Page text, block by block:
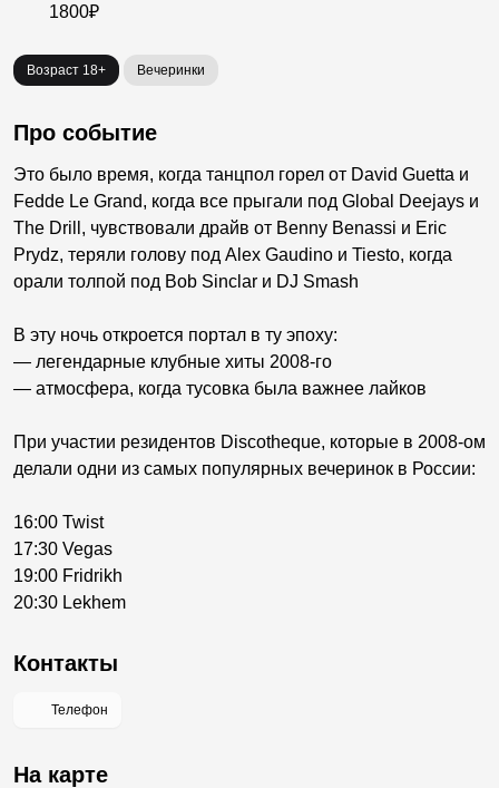
1800₽
Возраст 18+ Вечеринки
Про событие
Это было время, когда танцпол горел от David Guetta и
Fedde Le Grand, когда все прыгали под Global Deejays и
The Drill, чувствовали драйв от Benny Benassi и Eric
Prydz, теряли голову под Alex Gaudino и Tiesto, когда
орали толпой под Bob Sinclar и DJ Smash
В эту ночь откроется портал в ту эпоху:
— легендарные клубные хиты 2008-го
— атмосфера, когда тусовка была важнее лайков
При участии резидентов Discotheque, которые в 2008-ом
делали одни из самых популярных вечеринок в России:
16:00 Twist
17:30 Vegas
19:00 Fridrikh
20:30 Lekhem
Контакты
Телефон
На карте